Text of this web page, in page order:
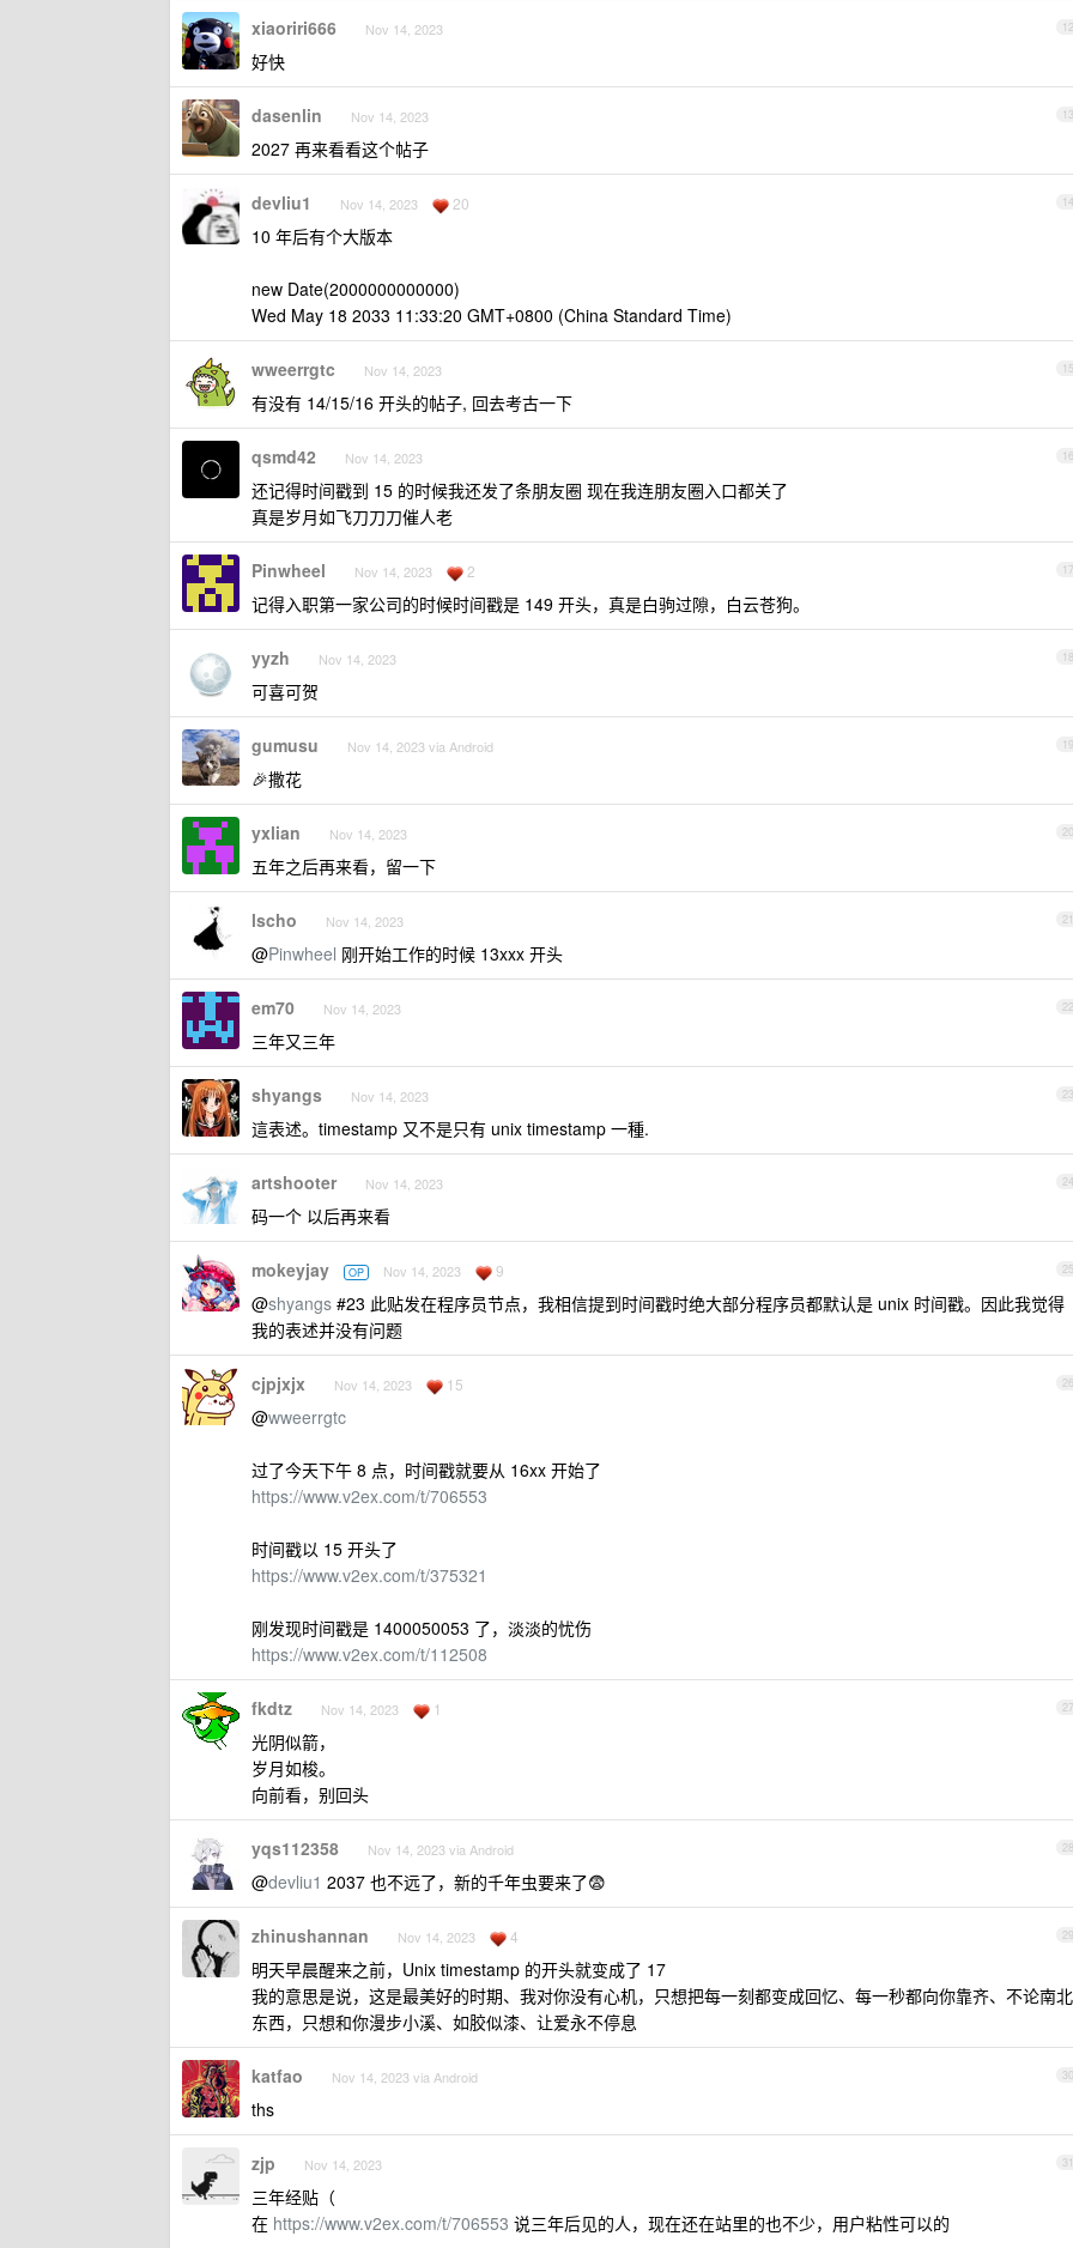
12
xiaoriri666 Nov 14, 2023
好快
13
dasenlin Nov 14, 2023
2027 再来看看这个帖子
14
devliu1 Nov 14, 2023 20
10 年后有个大版本
new Date(2000000000000)
Wed May 18 2033 11:33:20 GMT+0800 (China Standard Time)
15
wweerrgtc Nov 14, 2023
有没有 14/15/16 开头的帖子, 回去考古一下
16
qsmd42 Nov 14, 2023
还记得时间戳到 15 的时候我还发了条朋友圈 现在我连朋友圈入口都关了
真是岁月如飞刀刀刀催人老
17
Pinwheel Nov 14, 2023 2
记得入职第一家公司的时候时间戳是 149 开头，真是白驹过隙，白云苍狗。
18
yyzh Nov 14, 2023
可喜可贺
19
gumusu Nov 14, 2023 via Android
🎉撒花
20
yxlian Nov 14, 2023
五年之后再来看，留一下
21
lscho Nov 14, 2023
@Pinwheel 刚开始工作的时候 13xxx 开头
22
em70 Nov 14, 2023
三年又三年
23
shyangs Nov 14, 2023
這表述。timestamp 又不是只有 unix timestamp 一種.
24
artshooter Nov 14, 2023
码一个 以后再来看
25
mokeyjay OP Nov 14, 2023 9
@shyangs #23 此贴发在程序员节点，我相信提到时间戳时绝大部分程序员都默认是 unix 时间戳。因此我觉得
我的表述并没有问题
26
cjpjxjx Nov 14, 2023 15
@wweerrgtc
过了今天下午 8 点，时间戳就要从 16xx 开始了
https://www.v2ex.com/t/706553
时间戳以 15 开头了
https://www.v2ex.com/t/375321
刚发现时间戳是 1400050053 了，淡淡的忧伤
https://www.v2ex.com/t/112508
27
fkdtz Nov 14, 2023 1
光阴似箭，
岁月如梭。
向前看，别回头
28
yqs112358 Nov 14, 2023 via Android
@devliu1 2037 也不远了，新的千年虫要来了😨
29
zhinushannan Nov 14, 2023 4
明天早晨醒来之前，Unix timestamp 的开头就变成了 17
我的意思是说，这是最美好的时期、我对你没有心机，只想把每一刻都变成回忆、每一秒都向你靠齐、不论南北
东西，只想和你漫步小溪、如胶似漆、让爱永不停息
30
katfao Nov 14, 2023 via Android
ths
31
zjp Nov 14, 2023
三年经贴（
在 https://www.v2ex.com/t/706553 说三年后见的人，现在还在站里的也不少，用户粘性可以的